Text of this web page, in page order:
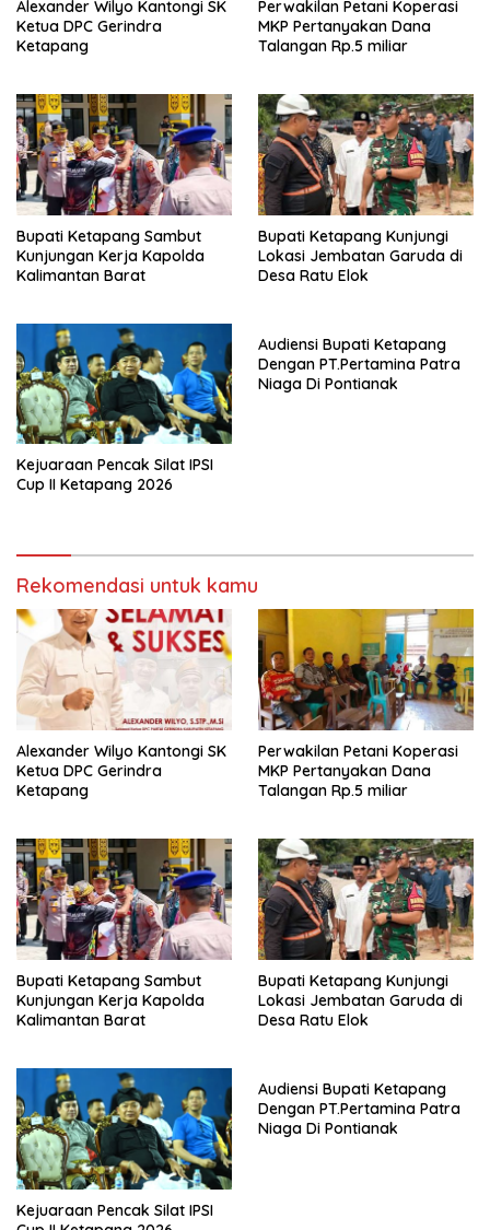
Alexander Wilyo Kantongi SK
Ketua DPC Gerindra
Ketapang
Perwakilan Petani Koperasi
MKP Pertanyakan Dana
Talangan Rp.5 miliar
Bupati Ketapang Sambut
Kunjungan Kerja Kapolda
Kalimantan Barat
Bupati Ketapang Kunjungi
Lokasi Jembatan Garuda di
Desa Ratu Elok
Kejuaraan Pencak Silat IPSI
Cup II Ketapang 2026
Audiensi Bupati Ketapang
Dengan PT.Pertamina Patra
Niaga Di Pontianak
Rekomendasi untuk kamu
Alexander Wilyo Kantongi SK
Ketua DPC Gerindra
Ketapang
Perwakilan Petani Koperasi
MKP Pertanyakan Dana
Talangan Rp.5 miliar
Bupati Ketapang Sambut
Kunjungan Kerja Kapolda
Kalimantan Barat
Bupati Ketapang Kunjungi
Lokasi Jembatan Garuda di
Desa Ratu Elok
Kejuaraan Pencak Silat IPSI
Audiensi Bupati Ketapang
Dengan PT.Pertamina Patra
Niaga Di Pontianak